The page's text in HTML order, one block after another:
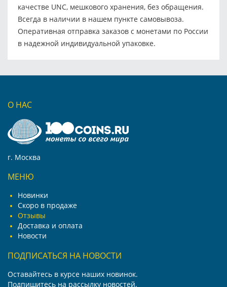
качестве UNC, мешкового хранения, без обращения.
Всегда в наличии в нашем пункте самовывоза.
Оперативная отправка заказов с монетами по России
в надежной индивидуальной упаковке.
О НАС
г. Москва
МЕНЮ
Новинки
Скоро в продаже
Отзывы
Доставка и оплата
Новости
ПОДПИСАТЬСЯ НА НОВОСТИ
Оставайтесь в курсе наших новинок.
Подпишитесь на рассылку новостей.